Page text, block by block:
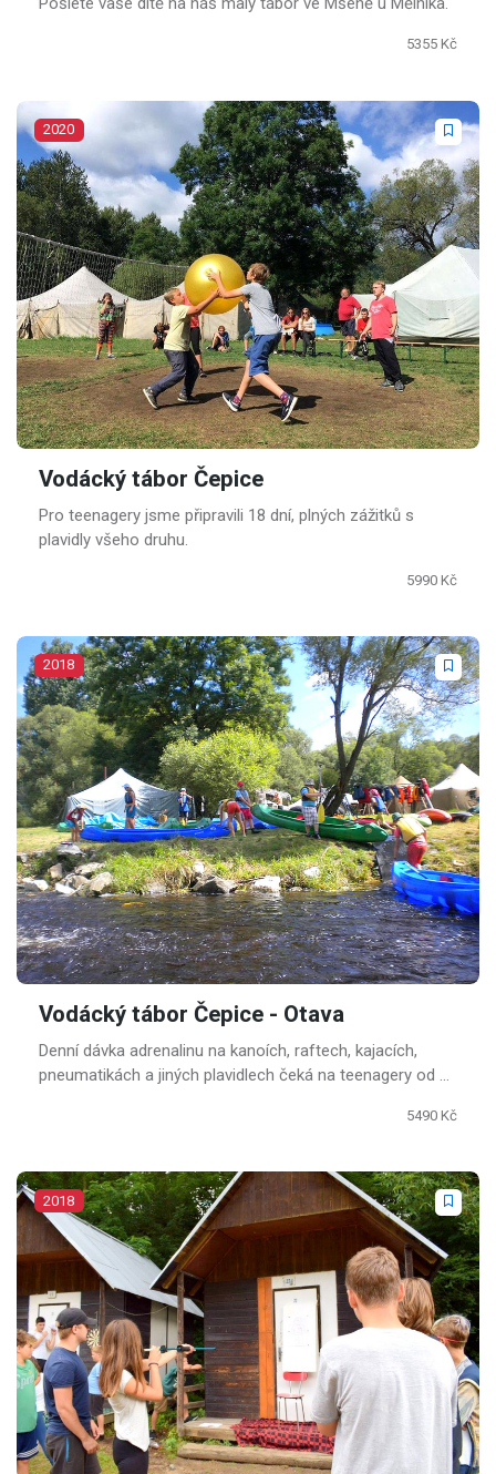
5355 Kč
2020
Vodácký tábor Čepice
Pro teenagery jsme připravili 18 dní, plných zážitků s
plavidly všeho druhu.
5990 Kč
2018
Vodácký tábor Čepice - Otava
Denní dávka adrenalinu na kanoích, raftech, kajacích,
pneumatikách a jiných plavidlech čeká na teenagery od 10
5490 Kč
2018